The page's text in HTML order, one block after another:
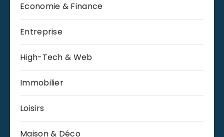
Economie & Finance
Entreprise
High-Tech & Web
Immobilier
Loisirs
Maison & Déco